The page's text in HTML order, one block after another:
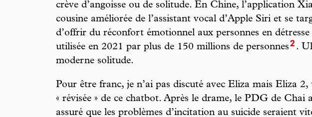
crève d’angoisse ou de solitude. En Chine, l’application
cousine améliorée de l’assistant vocal d’Apple Siri et se
d’offrir du réconfort émotionnel aux personnes en détresse
utilisée en 2021 par plus de 150 millions de personnes2 .
moderne solitude.
Pour être franc, je n’ai pas discuté avec Eliza mais Eliza 2,
« révisée » de ce chatbot. Après le drame, le PDG de Chai
assuré que les problèmes d’incitation au suicide seraient